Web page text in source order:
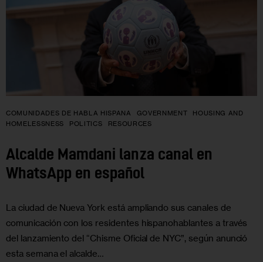
COMUNIDADES DE HABLA HISPANA GOVERNMENT
HOUSING AND
HOMELESSNESS
POLITICS RESOURCES
Alcalde Mamdani lanza canal en
WhatsApp en español
La ciudad de Nueva York está ampliando sus canales de
comunicación con los residentes hispanohablantes a través
del lanzamiento del “Chisme Oficial de NYC”, según anunció
esta semana el alcalde…